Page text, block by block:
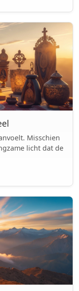
Misschien
licht dat de